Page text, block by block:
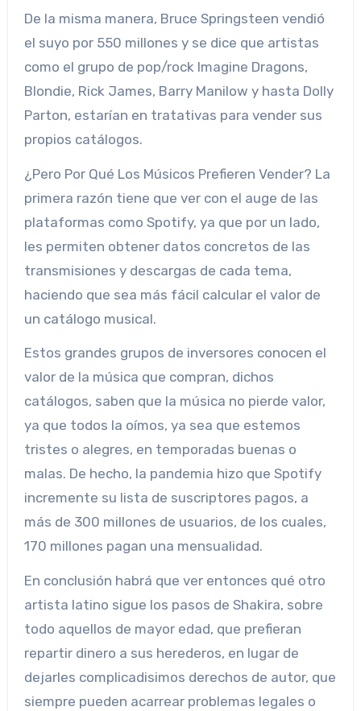
De la misma manera, Bruce Springsteen vendió
el suyo por 550 millones y se dice que artistas
como el grupo de pop/rock Imagine Dragons,
Blondie, Rick James, Barry Manilow y hasta Dolly
Parton, estarían en tratativas para vender sus
propios catálogos.
¿Pero Por Qué Los Músicos Prefieren Vender? La
primera razón tiene que ver con el auge de las
plataformas como Spotify, ya que por un lado,
les permiten obtener datos concretos de las
transmisiones y descargas de cada tema,
haciendo que sea más fácil calcular el valor de
un catálogo musical.
Estos grandes grupos de inversores conocen el
valor de la música que compran, dichos
catálogos, saben que la música no pierde valor,
ya que todos la oímos, ya sea que estemos
tristes o alegres, en temporadas buenas o
malas. De hecho, la pandemia hizo que Spotify
incremente su lista de suscriptores pagos, a
más de 300 millones de usuarios, de los cuales,
170 millones pagan una mensualidad.
En conclusión habrá que ver entonces qué otro
artista latino sigue los pasos de Shakira, sobre
todo aquellos de mayor edad, que prefieran
repartir dinero a sus herederos, en lugar de
dejarles complicadisimos derechos de autor, que
siempre pueden acarrear problemas legales o